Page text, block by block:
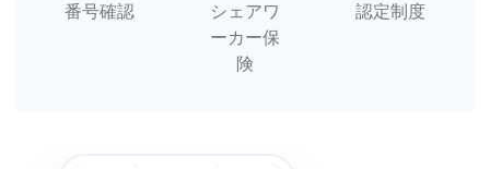
番号確認
シェアワ
ーカー保
険
認定制度